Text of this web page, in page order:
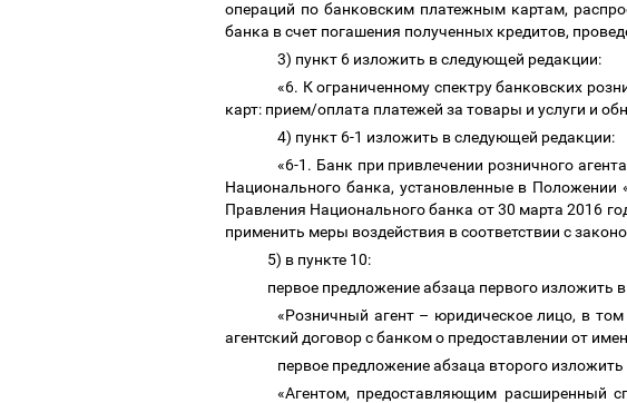
операций по банковским платежным картам,
банка в счет погашения полученных кредитов,
3) пункт 6 изложить в следующей редакции:
«6. К ограниченному спектру банковских
карт: прием/оплата платежей за товары и услуги и
4) пункт 6-1 изложить в следующей редакции:
«6-1. Банк при привлечении розничного
Национального банка, установленные в
Правления Национального банка от 30 марта 2016
применить меры воздействия в соответствии с
5) в пункте 10:
первое предложение абзаца первого изложить
«Розничный агент – юридическое лицо, в
агентский договор с банком о предоставлении от
первое предложение абзаца второго
«Агентом, предоставляющим расширенный